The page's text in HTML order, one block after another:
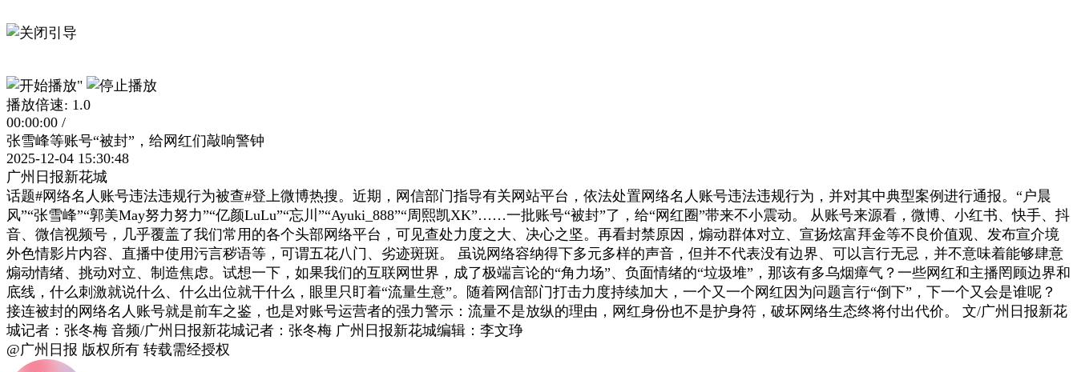
播放倍速: 1.0
00:00:00 /
张雪峰等账号“被封”，给网红们敲响警钟
2025-12-04 15:30:48
广州日报新花城
话题#网络名人账号违法违规行为被查#登上微博热搜。近期，网信部门指导有关网站平台，依法处置网络名人账号违法违规行为，并对其中典型案例进行通报。“户晨
风”“张雪峰”“郭美May努力努力”“亿颜LuLu”“忘川”“Ayuki_888”“周熙凯XK”……一批账号“被封”了，给“网红圈”带来不小震动。 从账号来源看，微博、小红书、快手、抖
音、微信视频号，几乎覆盖了我们常用的各个头部网络平台，可见查处力度之大、决心之坚。再看封禁原因，煽动群体对立、宣扬炫富拜金等不良价值观、发布宣介境
外色情影片内容、直播中使用污言秽语等，可谓五花八门、劣迹斑斑。 虽说网络容纳得下多元多样的声音，但并不代表没有边界、可以言行无忌，并不意味着能够肆意
煽动情绪、挑动对立、制造焦虑。试想一下，如果我们的互联网世界，成了极端言论的“角力场”、负面情绪的“垃圾堆”，那该有多乌烟瘴气？一些网红和主播罔顾边界和
底线，什么刺激就说什么、什么出位就干什么，眼里只盯着“流量生意”。随着网信部门打击力度持续加大，一个又一个网红因为问题言行“倒下”，下一个又会是谁呢？
接连被封的网络名人账号就是前车之鉴，也是对账号运营者的强力警示：流量不是放纵的理由，网红身份也不是护身符，破坏网络生态终将付出代价。 文/广州日报新花
城记者：张冬梅 音频/广州日报新花城记者：张冬梅 广州日报新花城编辑：李文琤
@广州日报 版权所有 转载需经授权